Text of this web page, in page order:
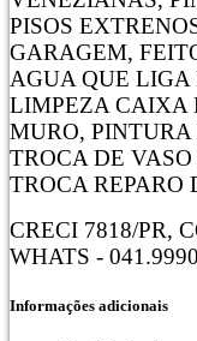
PISOS
GARAGEM,
AGUA QUE
LIMPEZA CAIXA
MURO,
TROCA DE
TROCA REPARO
CRECI 7818/PR,
WHATS -
Informações adicionais